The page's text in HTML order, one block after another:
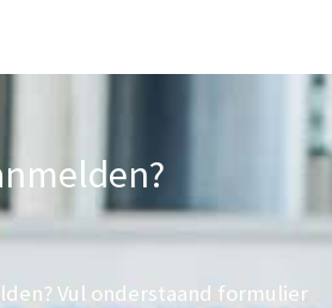
Vul onderstaand formulier